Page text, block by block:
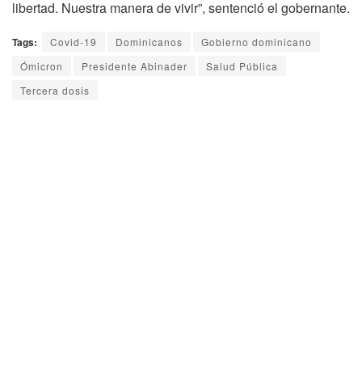
libertad. Nuestra manera de vivir”, sentenció el gobernante.
Tags: Covid-19 Dominicanos
Gobierno dominicano
Ómicron
Presidente Abinader
Salud Pública
Tercera dosis